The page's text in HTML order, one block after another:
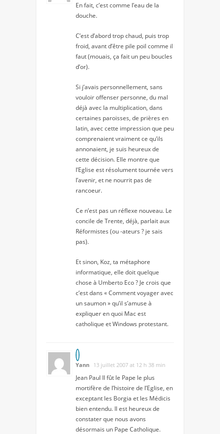
En fait, c’est comme l’eau de la
douche.
C’est d’abord trop chaud, puis trop
froid, avant d’être pile poil comme il
faut (mouais, ça fait un peu boucles
d’or).
Si j’avais personnellement, sans
vouloir offenser personne, du mal
déjà avec la multiplication, dans
certaines paroisses, de prières en
latin, avec cette impression que peu
comprenaient vraiment ce qu’ils
annonaient, je suis heureux de
cette décision. Elle montre que
l’Eglise est résolument tournée vers
l’avenir, et ne nourrit pas de
rancoeur.
Ce n’est pas un réflexe nouveau. Le
concile de Trente, déjà, parlait aux
Réformistes (ou -ateurs ? je sais
pas).
Et sinon, Koz, ta métaphore
informatique, elle doit quelque
chose à Umberto Eco ? Je crois que
c’est dans « Comment voyager avec
un saumon » qu’il s’amuse à
expliquer en quoi Mac est
catholique et Windows protestant.
Yann 13 juillet 2007 at 12 h 38 min
Jean Paul II fût le Pape le plus
mortifère de l’histoire de l’Eglise, en
exceptant les Borgia et les Médicis
bien entendu. Il est heureux de
constater que nous avons
désormais un Pape Catholique.